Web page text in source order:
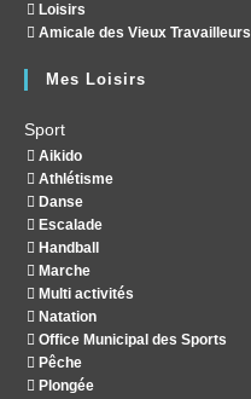
Loisirs
Amicale des Vieux Travailleurs
Mes Loisirs
Sport
Aikido
Athlétisme
Danse
Escalade
Handball
Marche
Multi activités
Natation
Office Municipal des Sports
Pêche
Plongée